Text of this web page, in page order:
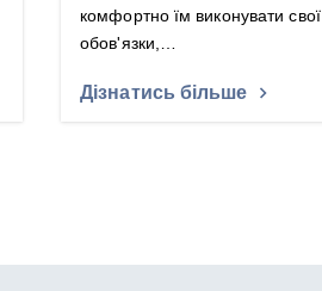
комфортно їм виконувати свої
обов'язки,…
Дізнатись більше